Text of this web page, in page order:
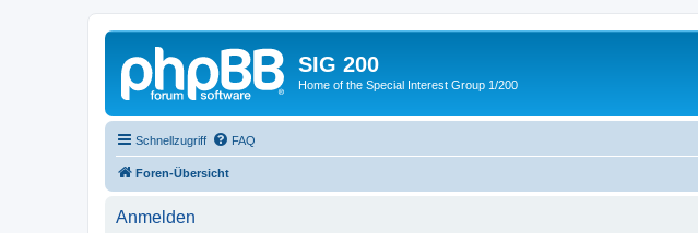
SIG 200
Home of the Special Interest Group 1/200
Schnellzugriff FAQ
Foren-Übersicht
Anmelden